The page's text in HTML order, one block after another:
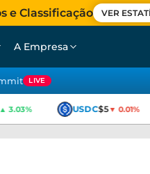
e Classificação VER
A Empresa
LIVE
USDC$5▼ 0.01%